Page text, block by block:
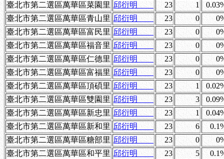
臺北市第二選區萬華區菜園里 邱衍明 23 1
臺北市第二選區萬華區青山里 邱衍明 23 0
臺北市第二選區萬華區富民里 邱衍明 23 0
臺北市第二選區萬華區福音里 邱衍明 23 0
臺北市第二選區萬華區仁德里 邱衍明 23 0
臺北市第二選區萬華區富福里 邱衍明 23 0
臺北市第二選區萬華區頂碩里 邱衍明 23 1
臺北市第二選區萬華區雙園里 邱衍明 23 3
臺北市第二選區萬華區新忠里 邱衍明 23 1
臺北市第二選區萬華區新和里 邱衍明 23 6
臺北市第二選區萬華區糖部里 邱衍明 23 0
臺北市第二選區萬華區和平里 邱衍明 23 5